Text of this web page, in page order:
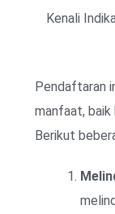
Kenali
Pendaftaran
manfaat, baik
Berikut